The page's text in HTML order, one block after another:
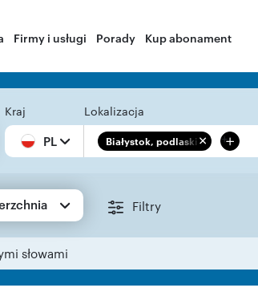
Firmy i usługi Porady Kup abonament
Kraj
PL
Lokalizacja
Białystok, podlaskie +
Filtry
słowami